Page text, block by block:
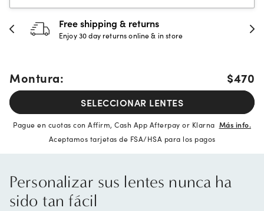
Free shipping & returns
Enjoy 30 day returns online & in store
Montura: $470
SELECCIONAR LENTES
Pague en cuotas con Affirm, Cash App Afterpay or Klarna Más info.
Aceptamos tarjetas de FSA/HSA para los pagos
Personalizar sus lentes nunca ha
sido tan fácil